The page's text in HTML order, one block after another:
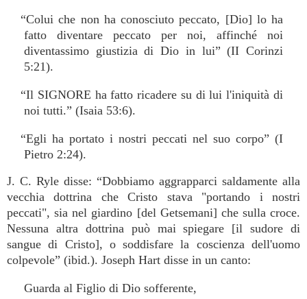
“Colui che non ha conosciuto peccato, [Dio] lo ha
fatto diventare peccato per noi, affinché noi
diventassimo giustizia di Dio in lui” (II Corinzi
5:21).
“Il SIGNORE ha fatto ricadere su di lui l'iniquità di
noi tutti.” (Isaia 53:6).
“Egli ha portato i nostri peccati nel suo corpo” (I
Pietro 2:24).
J. C. Ryle disse: “Dobbiamo aggrapparci saldamente alla
vecchia dottrina che Cristo stava "portando i nostri
peccati", sia nel giardino [del Getsemani] che sulla croce.
Nessuna altra dottrina può mai spiegare [il sudore di
sangue di Cristo], o soddisfare la coscienza dell'uomo
colpevole” (ibid.). Joseph Hart disse in un canto:
Guarda al Figlio di Dio sofferente,